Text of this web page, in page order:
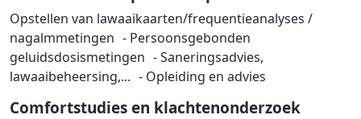
Opstellen van lawaaikaarten/frequentieanalyses /
nagalmmetingen - Persoonsgebonden
geluidsdosismetingen - Saneringsadvies,
lawaaibeheersing,... - Opleiding en advies
Comfortstudies en klachtenonderzoek